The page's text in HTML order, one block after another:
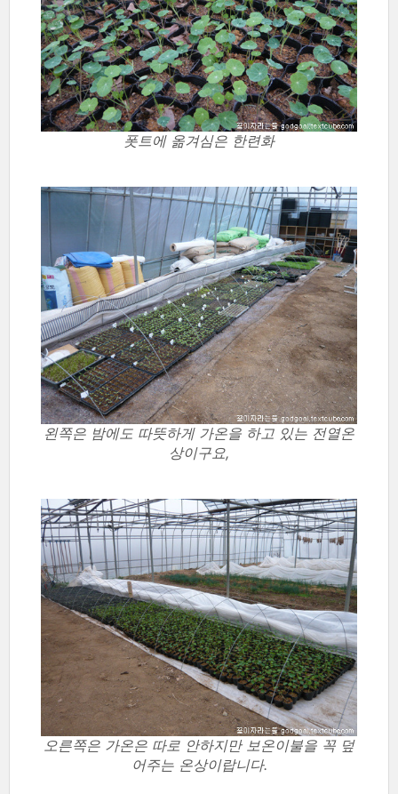
폿트에 옮겨심은 한련화
왼쪽은 밤에도 따뜻하게 가온을 하고 있는 전열온
상이구요,
오른쪽은 가온은 따로 안하지만 보온이불을 꼭 덮
어주는 온상이랍니다.